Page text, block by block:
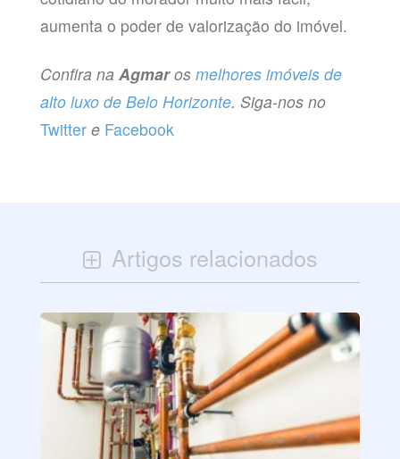
aumenta o poder de valorização do imóvel.
Confira na Agmaros melhores imóveis de
alto luxo de Belo Horizonte. Siga-nos no
Twittere Facebook
Artigos relacionados